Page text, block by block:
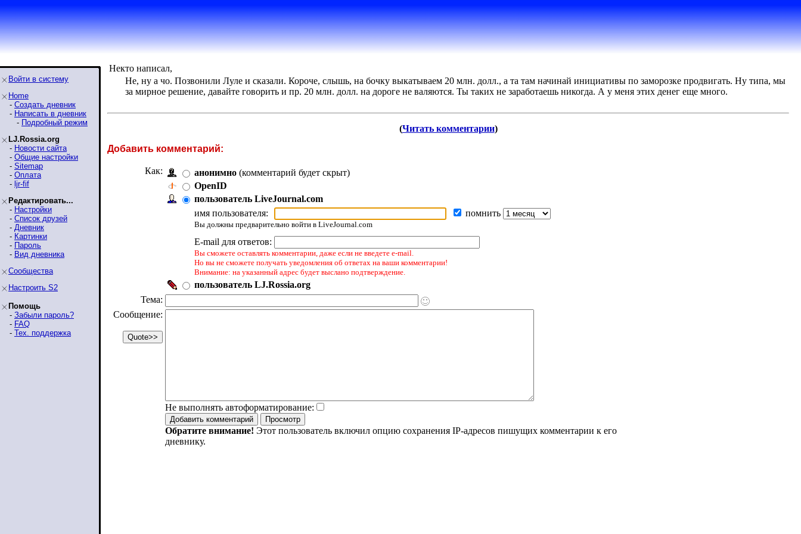
Войти в систему
Home
- Создать дневник
- Написать в дневник
- Подробный режим
LJ.Rossia.org
- Новости сайта
- Общие настройки
- Sitemap
- Оплата
- ljr-fif
Редактировать...
- Настройки
- Список друзей
- Дневник
- Картинки
- Пароль
- Вид дневника
Сообщества
Настроить S2
Помощь
- Забыли пароль?
- FAQ
- Тех. поддержка
Некто написал,
Не, ну а чо. Позвонили Луле и сказали. Короче, слышь, на бочку выкатываем 20 млн. долл., а та там начинай инициативы по заморозке продвигать. Ну типа, мы
за мирное решение, давайте говорить и пр. 20 млн. долл. на дороге не валяются. Ты таких не заработаешь никогда. А у меня этих денег еще много.
(Читать комментарии)
Добавить комментарий:
Как: анонимно (комментарий будет скрыт)
OpenID
пользователь LiveJournal.com
имя пользователя:
помнить
Вы должны предварительно войти в LiveJournal.com
E-mail для ответов:
Вы сможете оставлять комментарии, даже если не введете e-mail.
Но вы не сможете получать уведомления об ответах на ваши комментарии!
Внимание: на указанный адрес будет выслано подтверждение.
пользователь LJ.Rossia.org
Тема:
Сообщение:
Не выполнять автоформатирование:
Обратите внимание! Этот пользователь включил опцию сохранения IP-адресов пишущих комментарии к его
дневнику.